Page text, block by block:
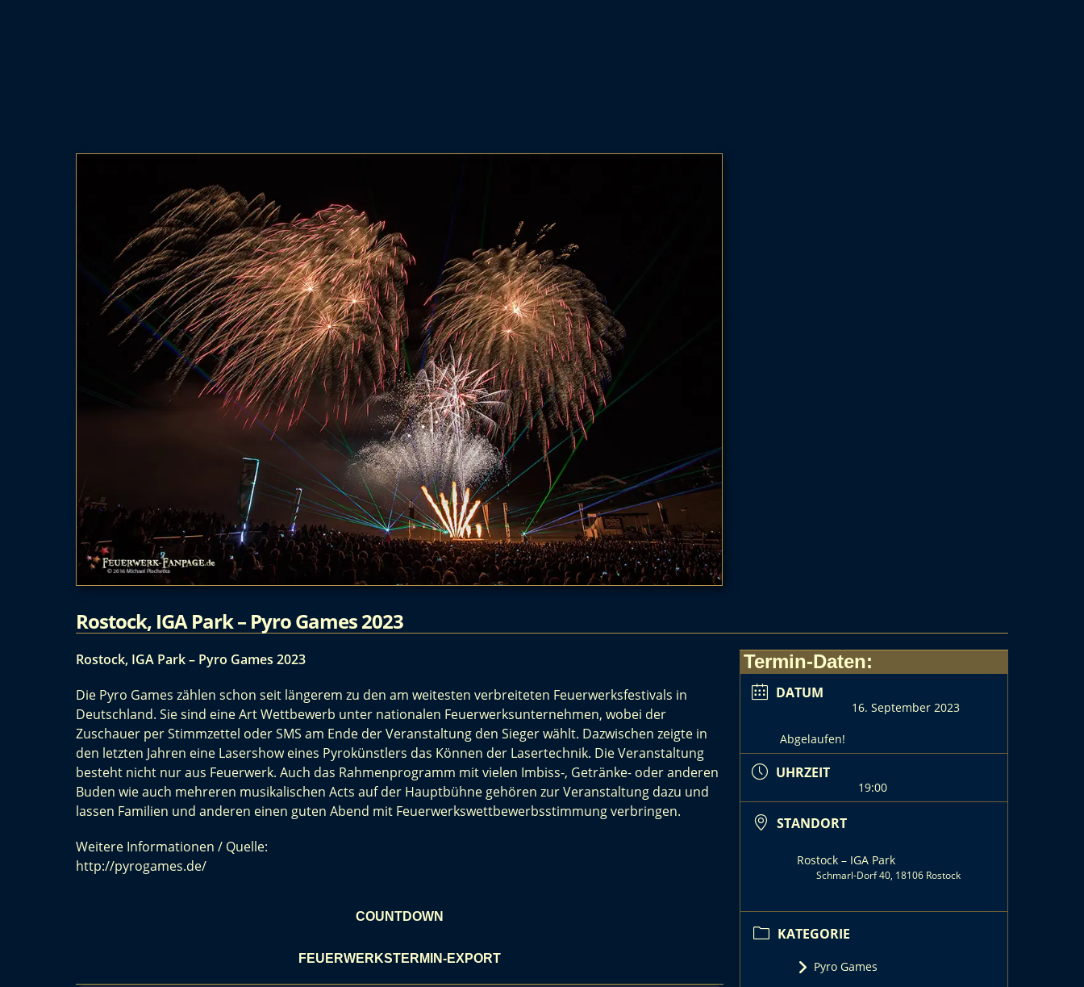
Rostock, IGA Park – Pyro Games 2023
Rostock, IGA Park – Pyro Games 2023
Die Pyro Games zählen schon seit längerem zu den am weitesten verbreiteten Feuerwerksfestivals in
Deutschland. Sie sind eine Art Wettbewerb unter nationalen Feuerwerksunternehmen, wobei der
Zuschauer per Stimmzettel oder SMS am Ende der Veranstaltung den Sieger wählt. Dazwischen zeigte in
den letzten Jahren eine Lasershow eines Pyrokünstlers das Können der Lasertechnik. Die Veranstaltung
besteht nicht nur aus Feuerwerk. Auch das Rahmenprogramm mit vielen Imbiss-, Getränke- oder anderen
Buden wie auch mehreren musikalischen Acts auf der Hauptbühne gehören zur Veranstaltung dazu und
lassen Familien und anderen einen guten Abend mit Feuerwerkswettbewerbsstimmung verbringen.
Weitere Informationen / Quelle:
http://pyrogames.de/
COUNTDOWN
FEUERWERKSTERMIN-EXPORT
Termin-Daten:
DATUM
16. September 2023
Abgelaufen!
UHRZEIT
19:00
STANDORT
Rostock – IGA Park
Schmarl-Dorf 40, 18106 Rostock
KATEGORIE
Pyro Games